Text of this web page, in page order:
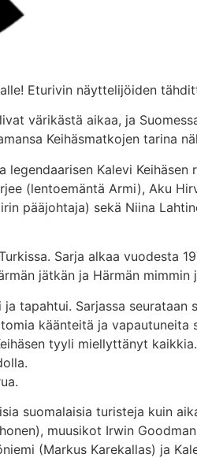
Eturivin näyttelijöiden
värikästä aikaa, ja
Keihäsmatkojen tarina
legendaarisen Kalevi
(lentoemäntä Armi), Aku
pääjohtaja) sekä Niina
Sarja alkaa vuodesta
jätkän ja Härmän
tapahtui. Sarjassa
käänteitä ja vapautuneita
tyyli miellyttänyt
suomalaisia turisteja kuin
muusikot Irwin
(Markus Karekallas) ja